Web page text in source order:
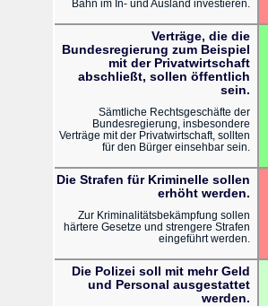
Bahn im In- und Ausland investieren.
Verträge, die die
Bundesregierung zum Beispiel
mit der Privatwirtschaft
abschließt, sollen öffentlich
sein.
Sämtliche Rechtsgeschäfte der
Bundesregierung, insbesondere
Verträge mit der Privatwirtschaft, sollten
für den Bürger einsehbar sein.
Die Strafen für Kriminelle sollen
erhöht werden.
Zur Kriminalitätsbekämpfung sollen
härtere Gesetze und strengere Strafen
eingeführt werden.
Die Polizei soll mit mehr Geld
und Personal ausgestattet
werden.